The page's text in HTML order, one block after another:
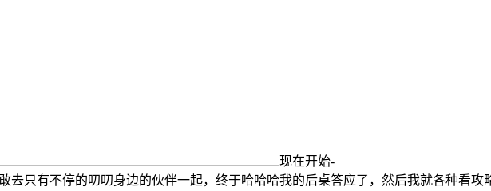
现在开始-
去只有不停的叨叨身边的伙伴一起，终于哈哈哈我的后桌答应了，然后我就各种看